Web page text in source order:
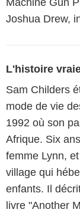
Joshua Drew,
L'histoire
Sam Childers
mode de vie
1992 où son
Afrique. Six
femme Lynn,
village qui
enfants. Il
livre "Another